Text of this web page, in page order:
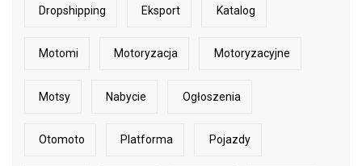
Dropshipping Eksport Katalog
Motomi Motoryzacja Motoryzacyjne
Motsy Nabycie Ogłoszenia
Otomoto Platforma Pojazdy